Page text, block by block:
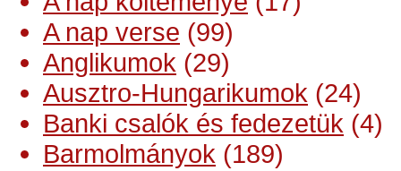
A nap verse (99)
Anglikumok (29)
Ausztro-Hungarikumok (24)
Banki csalók és fedezetük (4)
Barmolmányok (189)